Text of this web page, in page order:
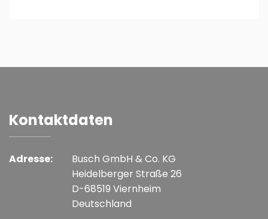
Kontaktdaten
Adresse:
Busch GmbH & Co. KG
Heidelberger Straße 26
D-68519 Viernheim
Deutschland